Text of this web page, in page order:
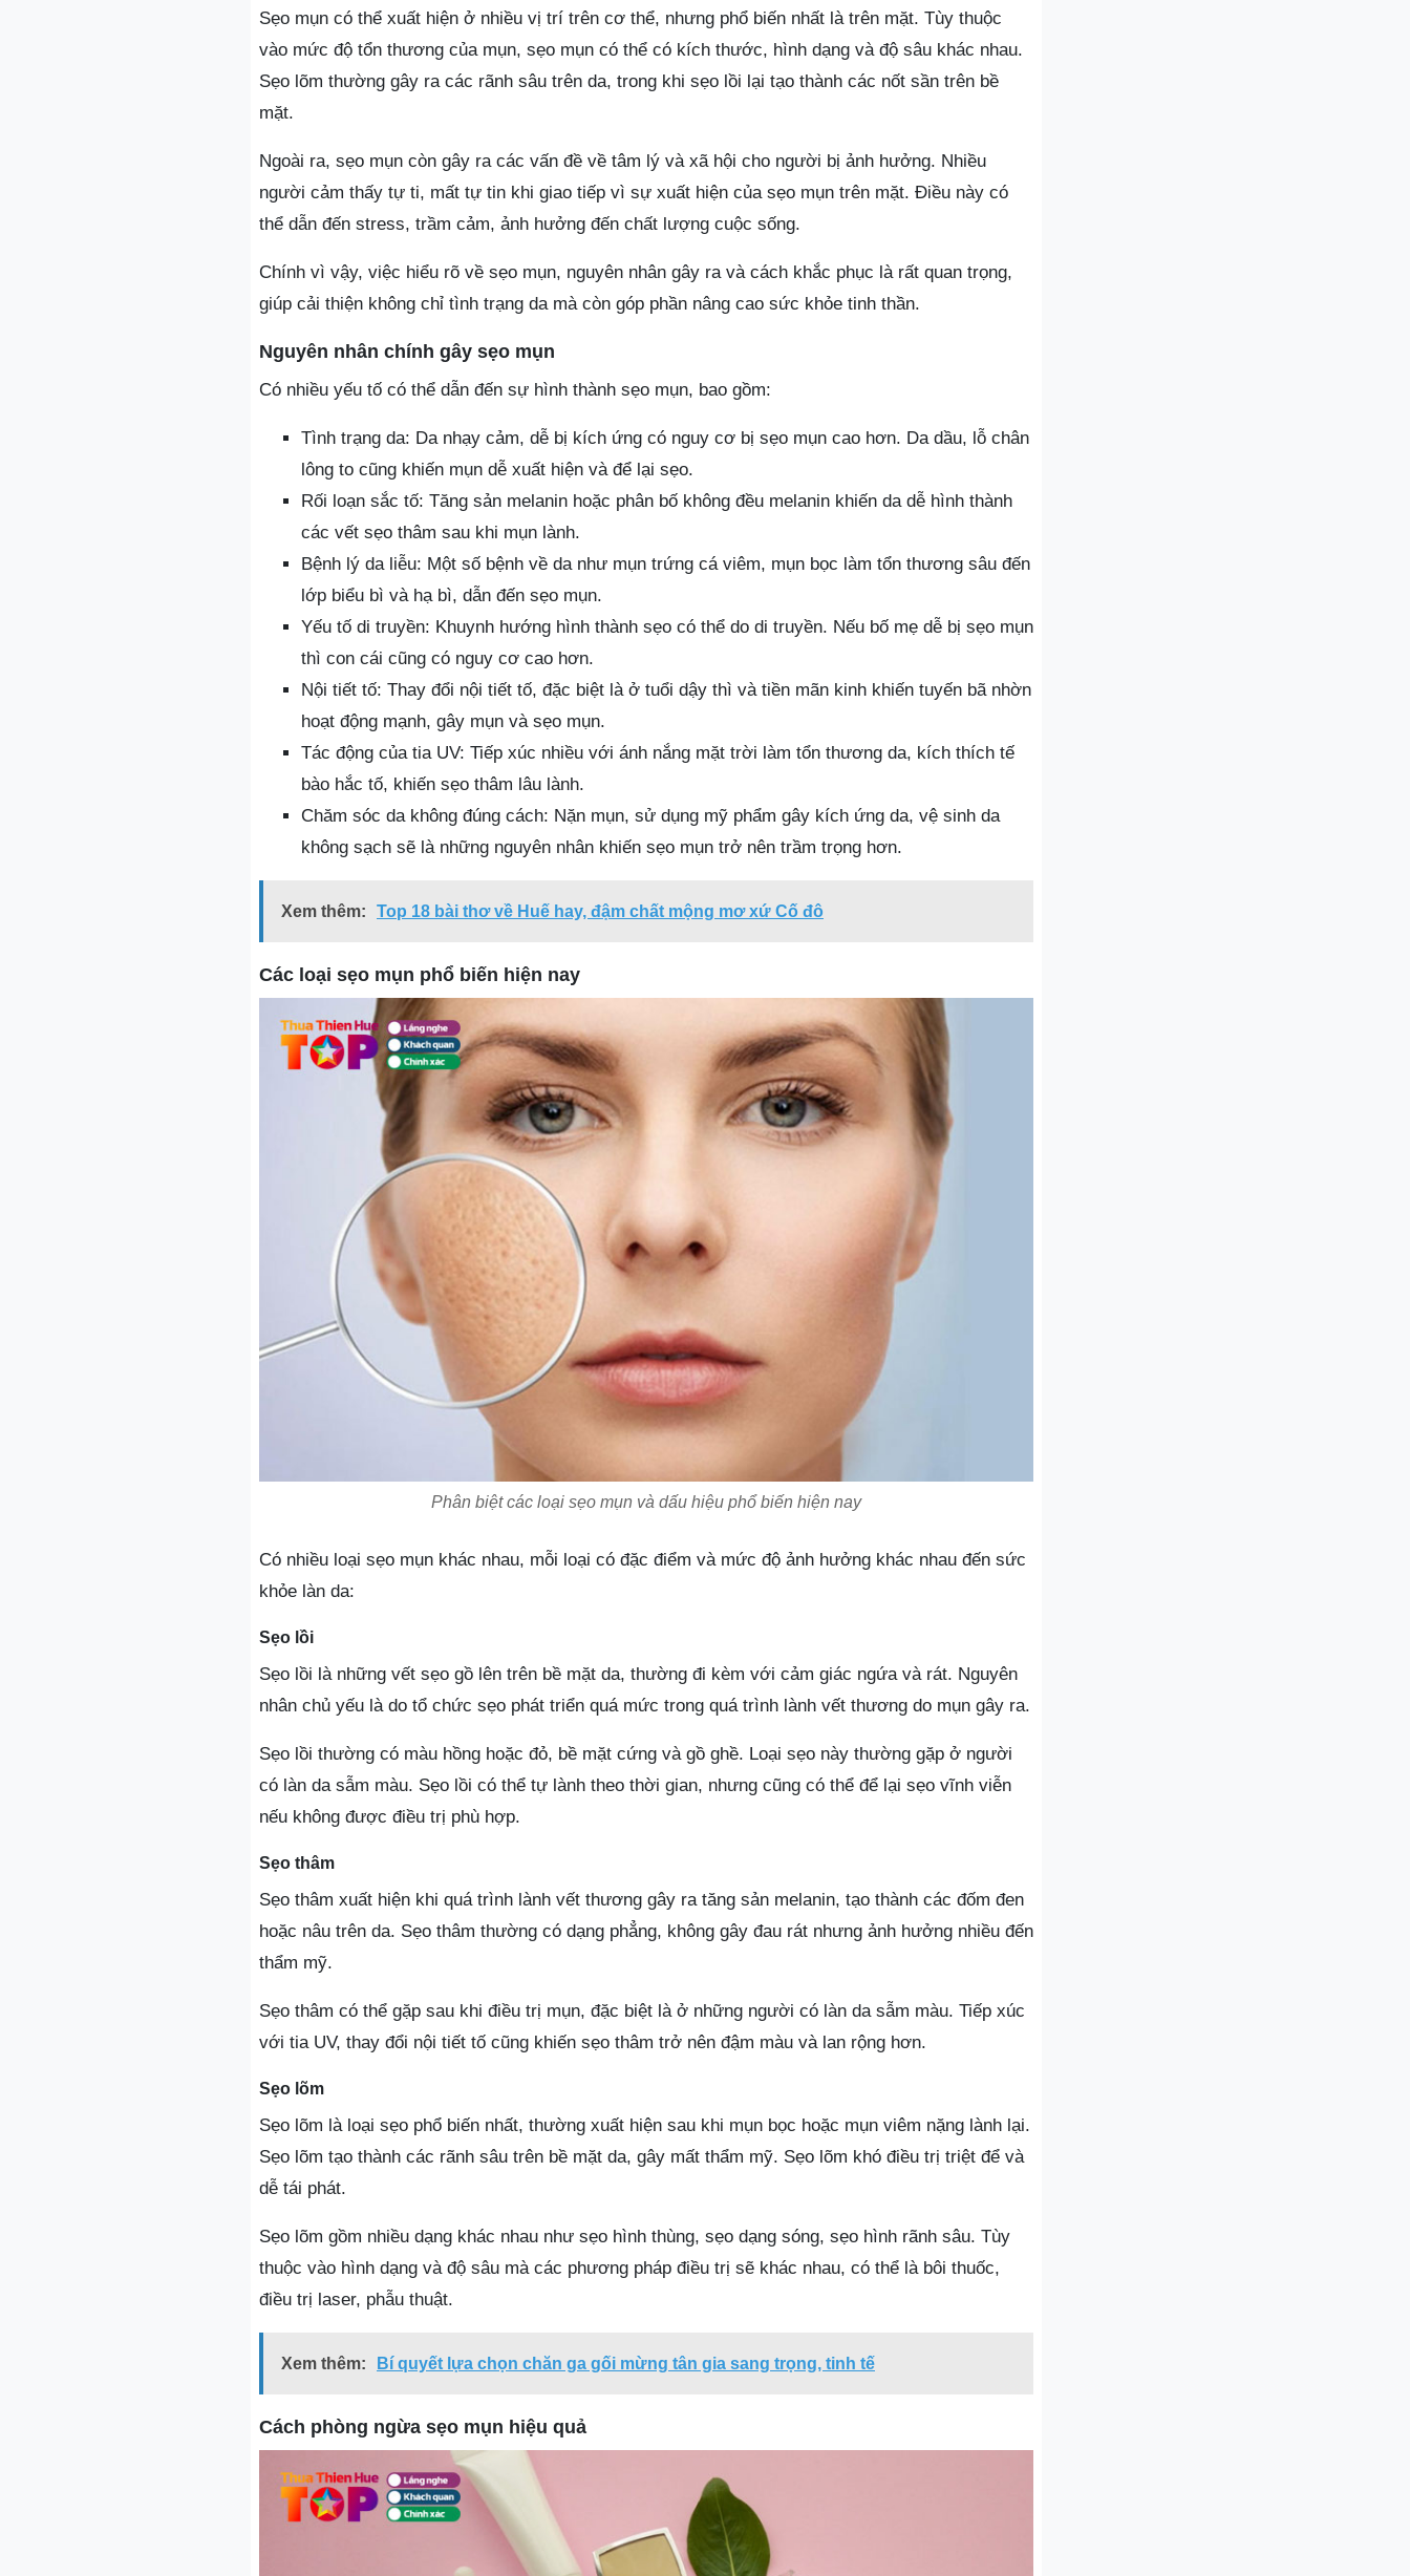
Sẹo mụn có thể xuất hiện ở nhiều vị trí trên cơ thể, nhưng phổ biến nhất là trên mặt. Tùy thuộc
vào mức độ tổn thương của mụn, sẹo mụn có thể có kích thước, hình dạng và độ sâu khác nhau.
Sẹo lõm thường gây ra các rãnh sâu trên da, trong khi sẹo lồi lại tạo thành các nốt sần trên bề
mặt.
Ngoài ra, sẹo mụn còn gây ra các vấn đề về tâm lý và xã hội cho người bị ảnh hưởng. Nhiều
người cảm thấy tự ti, mất tự tin khi giao tiếp vì sự xuất hiện của sẹo mụn trên mặt. Điều này có
thể dẫn đến stress, trầm cảm, ảnh hưởng đến chất lượng cuộc sống.
Chính vì vậy, việc hiểu rõ về sẹo mụn, nguyên nhân gây ra và cách khắc phục là rất quan trọng,
giúp cải thiện không chỉ tình trạng da mà còn góp phần nâng cao sức khỏe tinh thần.
Nguyên nhân chính gây sẹo mụn
Có nhiều yếu tố có thể dẫn đến sự hình thành sẹo mụn, bao gồm:
Tình trạng da: Da nhạy cảm, dễ bị kích ứng có nguy cơ bị sẹo mụn cao hơn. Da dầu, lỗ chân
lông to cũng khiến mụn dễ xuất hiện và để lại sẹo.
Rối loạn sắc tố: Tăng sản melanin hoặc phân bố không đều melanin khiến da dễ hình thành
các vết sẹo thâm sau khi mụn lành.
Bệnh lý da liễu: Một số bệnh về da như mụn trứng cá viêm, mụn bọc làm tổn thương sâu đến
lớp biểu bì và hạ bì, dẫn đến sẹo mụn.
Yếu tố di truyền: Khuynh hướng hình thành sẹo có thể do di truyền. Nếu bố mẹ dễ bị sẹo mụn
thì con cái cũng có nguy cơ cao hơn.
Nội tiết tố: Thay đổi nội tiết tố, đặc biệt là ở tuổi dậy thì và tiền mãn kinh khiến tuyến bã nhờn
hoạt động mạnh, gây mụn và sẹo mụn.
Tác động của tia UV: Tiếp xúc nhiều với ánh nắng mặt trời làm tổn thương da, kích thích tế
bào hắc tố, khiến sẹo thâm lâu lành.
Chăm sóc da không đúng cách: Nặn mụn, sử dụng mỹ phẩm gây kích ứng da, vệ sinh da
không sạch sẽ là những nguyên nhân khiến sẹo mụn trở nên trầm trọng hơn.
Xem thêm: Top 18 bài thơ về Huế hay, đậm chất mộng mơ xứ Cố đô
Các loại sẹo mụn phổ biến hiện nay
Phân biệt các loại sẹo mụn và dấu hiệu phổ biến hiện nay
Có nhiều loại sẹo mụn khác nhau, mỗi loại có đặc điểm và mức độ ảnh hưởng khác nhau đến sức
khỏe làn da:
Sẹo lồi
Sẹo lồi là những vết sẹo gồ lên trên bề mặt da, thường đi kèm với cảm giác ngứa và rát. Nguyên
nhân chủ yếu là do tổ chức sẹo phát triển quá mức trong quá trình lành vết thương do mụn gây ra.
Sẹo lồi thường có màu hồng hoặc đỏ, bề mặt cứng và gồ ghề. Loại sẹo này thường gặp ở người
có làn da sẫm màu. Sẹo lồi có thể tự lành theo thời gian, nhưng cũng có thể để lại sẹo vĩnh viễn
nếu không được điều trị phù hợp.
Sẹo thâm
Sẹo thâm xuất hiện khi quá trình lành vết thương gây ra tăng sản melanin, tạo thành các đốm đen
hoặc nâu trên da. Sẹo thâm thường có dạng phẳng, không gây đau rát nhưng ảnh hưởng nhiều đến
thẩm mỹ.
Sẹo thâm có thể gặp sau khi điều trị mụn, đặc biệt là ở những người có làn da sẫm màu. Tiếp xúc
với tia UV, thay đổi nội tiết tố cũng khiến sẹo thâm trở nên đậm màu và lan rộng hơn.
Sẹo lõm
Sẹo lõm là loại sẹo phổ biến nhất, thường xuất hiện sau khi mụn bọc hoặc mụn viêm nặng lành lại.
Sẹo lõm tạo thành các rãnh sâu trên bề mặt da, gây mất thẩm mỹ. Sẹo lõm khó điều trị triệt để và
dễ tái phát.
Sẹo lõm gồm nhiều dạng khác nhau như sẹo hình thùng, sẹo dạng sóng, sẹo hình rãnh sâu. Tùy
thuộc vào hình dạng và độ sâu mà các phương pháp điều trị sẽ khác nhau, có thể là bôi thuốc,
điều trị laser, phẫu thuật.
Xem thêm: Bí quyết lựa chọn chăn ga gối mừng tân gia sang trọng, tinh tế
Cách phòng ngừa sẹo mụn hiệu quả